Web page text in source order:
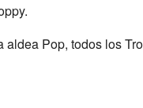
Pop, todos los